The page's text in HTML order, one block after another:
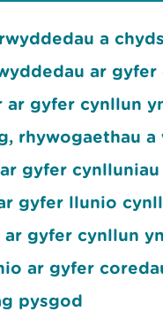
a
ar
ar gyfer cynllun
rhywogaethau
gyfer
gyfer llunio
gyfer cynllun
ar gyfer
pysgod